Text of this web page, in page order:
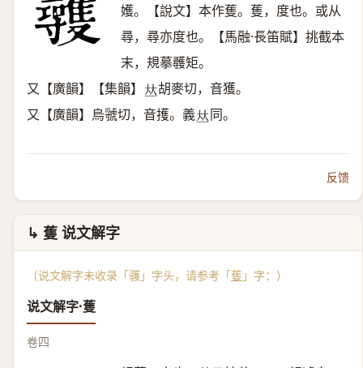
嬳。【說文】本作蒦。蒦，度也。或从
尋，尋亦度也。【馬融·長笛賦】挑截本
末，規摹彠矩。
又【廣韻】【集韻】 𠀤胡麥切，音獲。
又【廣韻】烏虢切，音擭。義𠀤同。
反馈
↳ 蒦 说文解字
（说文解字未收录「彠」字头，请参考「蒦 」字：）
说文解字·蒦
卷四